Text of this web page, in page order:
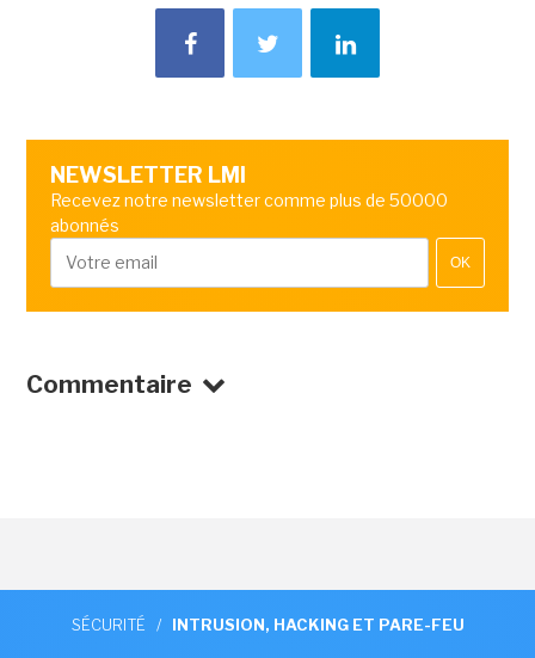
NEWSLETTER LMI
Recevez notre newsletter comme plus de 50000
abonnés
OK
Commentaire
SÉCURITÉ / INTRUSION, HACKING ET PARE-FEU